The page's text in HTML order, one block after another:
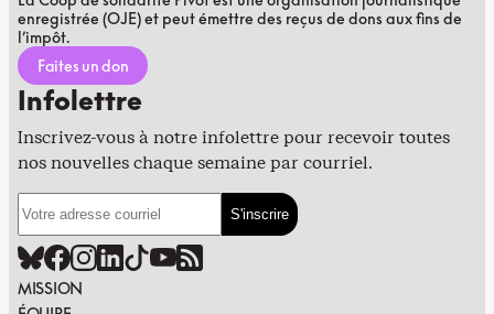
enregistrée (OJE) et peut émettre des reçus de dons aux fins de
l’impôt.
Faites un don
Infolettre
Inscrivez-vous à notre infolettre pour recevoir toutes
nos nouvelles chaque semaine par courriel.
MISSION